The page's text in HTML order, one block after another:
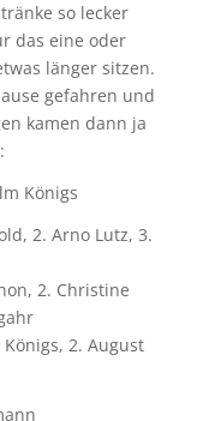
so lecker
das eine oder
länger sitzen.
gefahren und
kamen dann ja
Königs
2. Arno Lutz, 3.
2. Christine
2. August